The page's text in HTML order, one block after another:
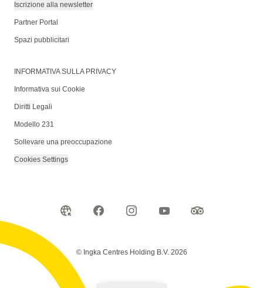
Iscrizione alla newsletter
Partner Portal
Spazi pubblicitari
INFORMATIVA SULLA PRIVACY
Informativa sui Cookie
Diritti Legali
Modello 231
Sollevare una preoccupazione
Cookies Settings
© Ingka Centres Holding B.V. 2026